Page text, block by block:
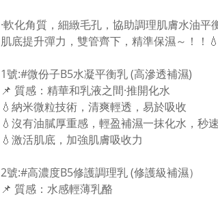
·軟化角質，細緻毛孔，協助調理肌膚水油
肌底提升彈力，雙管齊下，精準保濕～！！
1號:#微份子B5水凝平衡乳 (高滲透補濕)
📌 質感：精華和乳液之間·推開化水
💧納米微粒技術，清爽輕透，易於吸收
💧沒有油膩厚重感，輕盈補濕一抹化水，秒
💧激活肌底，加強肌膚吸收力
2號:#高濃度B5修護調理乳 (修護級補濕）
📌 質感：水感輕薄乳酪